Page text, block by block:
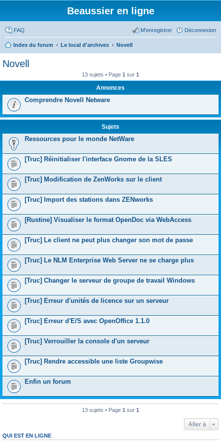
Beaussier en ligne
FAQ Déconnexion
M’enregistrer
Index du forum Le local d'archives Novell
Novell
13 sujets • Page 1 sur 1
Annonces
Comprendre Novell Netware
Sujets
Ressources pour le monde NetWare
[Truc] Réinitialiser l'interface Gnome de la SLES
[Truc] Modification de ZenWorks sur le client
[Truc] Import des stations dans ZENworks
[Rustine] Visualiser le format OpenDoc via WebAccess
[Truc] Le client ne peut plus changer son mot de passe
[Truc] Le NLM Enterprise Web Server ne se charge plus
[Truc] Changer le serveur de groupe de travail Windows
[Truc] Erreur d'unités de licence sur un serveur
[Truc] Erreur d'E/S avec OpenOffice 1.1.0
[Truc] Verrouiller la console d'un serveur
[Truc] Rendre accessible une liste Groupwise
Enfin un forum
13 sujets • Page 1 sur 1
Aller à
QUI EST EN LIGNE